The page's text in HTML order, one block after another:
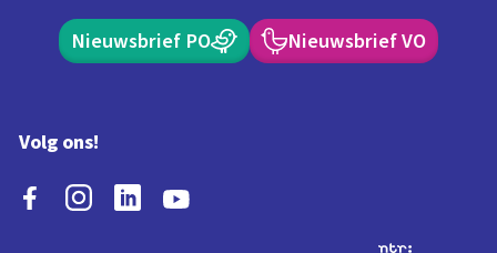
Nieuwsbrief PO Nieuwsbrief VO
Volg ons!